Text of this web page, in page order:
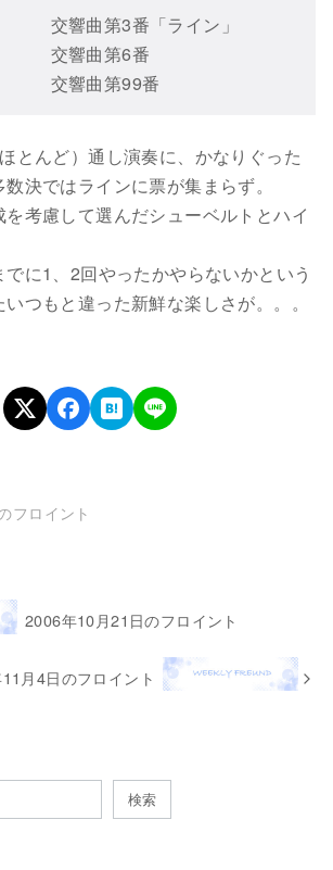
響曲第3番「ライン」
交響曲第6番
響曲第99番
とんど）通し演奏に、かなりぐった
決ではラインに票が集まらず。
考慮して選んだシューベルトとハイ
に1、2回やったかやらないかという
つもと違った新鮮な楽しさが。。。
フロイント
2006年10月21日のフロイント
月4日のフロイント
検索